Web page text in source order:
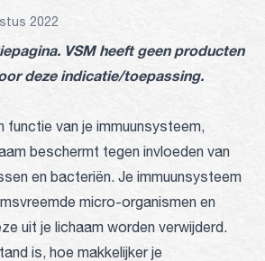
2022
VSM heeft geen producten
deze indicatie/toepassing.
functie van je immuunsysteem,
beschermt tegen invloeden van
en bacteriën. Je immuunsysteem
micro-organismen en
uit je lichaam worden verwijderd.
is, hoe makkelijker je